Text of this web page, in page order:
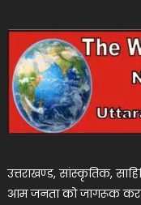
उत्तराखण्ड, सांस्कृतिक,
आम जनता को जागरूक कराना